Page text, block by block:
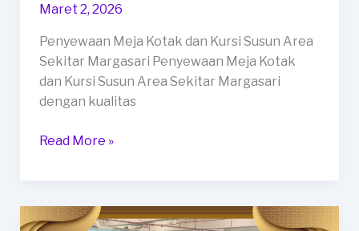
Maret 2, 2026
Penyewaan Meja Kotak dan Kursi Susun Area
Sekitar Margasari Penyewaan Meja Kotak
dan Kursi Susun Area Sekitar Margasari
dengan kualitas
Penyewaan
Kursi
Read More »